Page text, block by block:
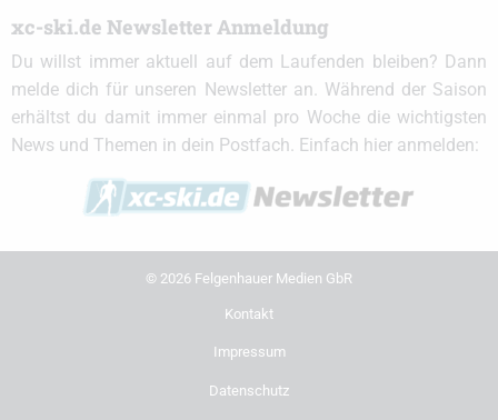
xc-ski.de Newsletter Anmeldung
Du willst immer aktuell auf dem Laufenden bleiben? Dann
melde dich für unseren Newsletter an. Während der Saison
erhältst du damit immer einmal pro Woche die wichtigsten
News und Themen in dein Postfach. Einfach hier anmelden:
© 2026 Felgenhauer Medien GbR
Kontakt
Impressum
Datenschutz